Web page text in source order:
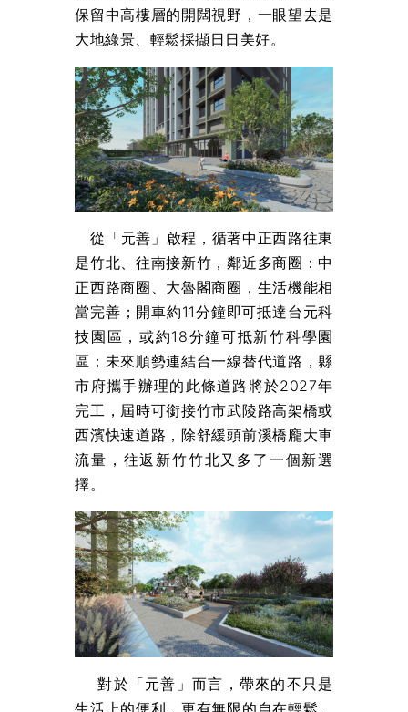
保留中高樓層的開闊視野，一眼望去是
大地綠景、輕鬆採擷日日美好。
從「元善」啟程，循著中正西路往東
是竹北、往南接新竹，鄰近多商圈：中
正西路商圈、大魯閣商圈，生活機能相
當完善；開車約11分鐘即可抵達台元科
技園區，或約18分鐘可抵新竹科學園
區；未來順勢連結台一線替代道路，縣
市府攜手辦理的此條道路將於2027年
完工，屆時可銜接竹市武陵路高架橋或
西濱快速道路，除舒緩頭前溪橋龐大車
流量，往返新竹竹北又多了一個新選
擇。
對於「元善」而言，帶來的不只是
生活上的便利，更有無限的自在輕鬆。